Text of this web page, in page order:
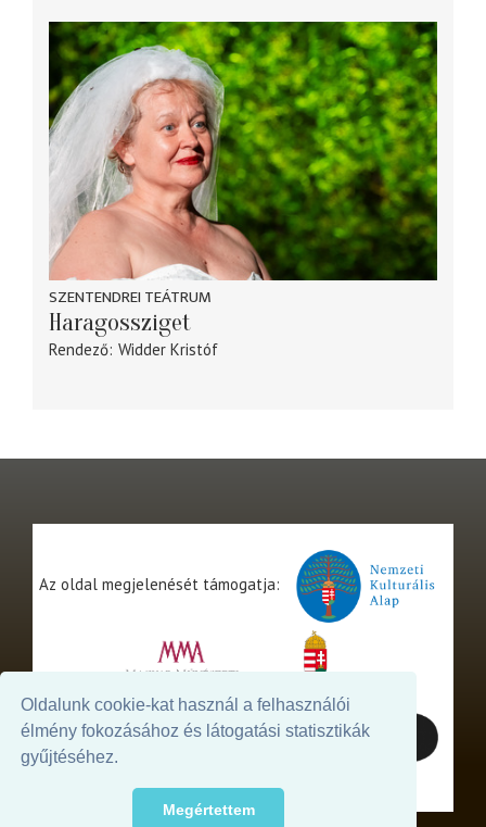
Oldalunk cookie-kat használ a felhasználói
élmény fokozásához és látogatási statisztikák
gyűjtéséhez.
Megértettem
SZENTENDREI TEÁTRUM
Haragossziget
Rendező Widder Kristóf
Az oldal megjelenését támogatja: